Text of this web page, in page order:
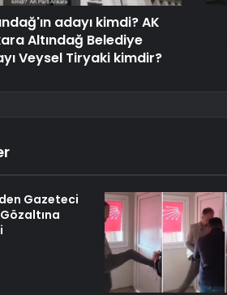
adayı kimdi? AK
Altındağ Belediye
Veysel Tiryaki kimdir?
Gazeteci